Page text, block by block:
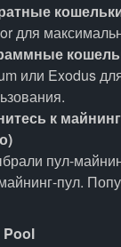
для
или Exodus
к
пул-
пул.